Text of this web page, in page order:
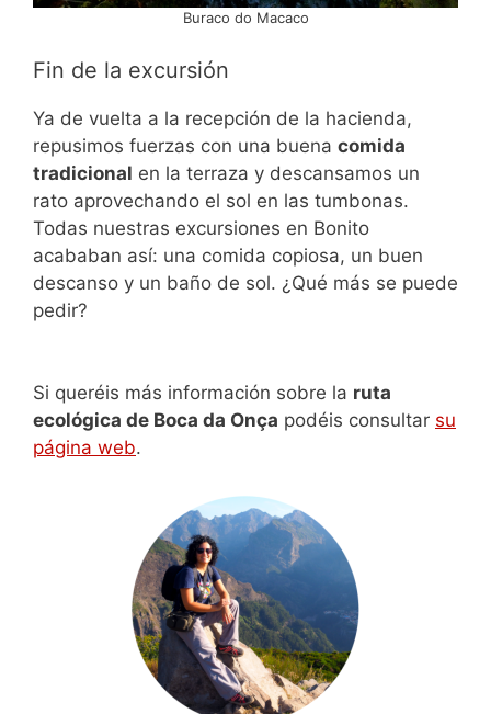
Buraco do Macaco
Fin de la excursión
Ya de vuelta a la recepción de la hacienda,
repusimos fuerzas con una buena comida
tradicional en la terraza y descansamos un
rato aprovechando el sol en las tumbonas.
Todas nuestras excursiones en Bonito
acababan así: una comida copiosa, un buen
descanso y un baño de sol. ¿Qué más se puede
pedir?
Si queréis más información sobre la ruta
ecológica de Boca da Onça podéis consultar su
página web.